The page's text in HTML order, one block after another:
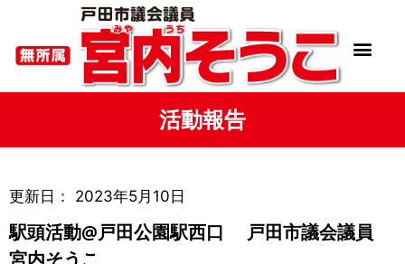
活動報告
更新日： 2023年5月10日
駅頭活動@戸田公園駅西口 戸田市議会議員